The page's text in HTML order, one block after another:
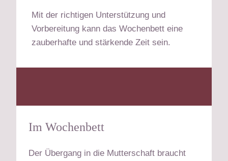
Mit der richtigen Unterstützung und
Vorbereitung kann das Wochenbett eine
zauberhafte und stärkende Zeit sein.
Im Wochenbett
Der Übergang in die Mutterschaft braucht